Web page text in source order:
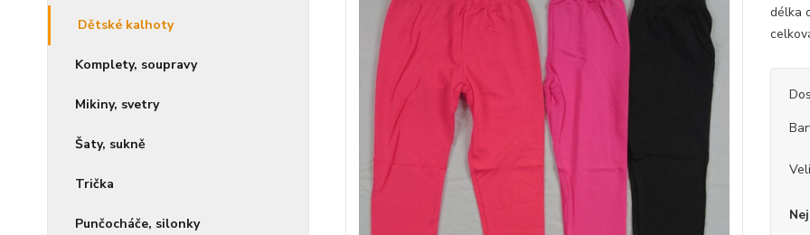
Dětské kalhoty
Komplety, soupravy
Mikiny, svetry
Šaty, sukně
Trička
Punčocháče, silonky
délka